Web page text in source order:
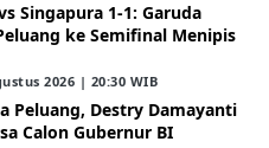
Singapura 1-1: Garuda
ke Semifinal Menipis
2026 | 20:30 WIB
Peluang, Destry Damayanti
Calon Gubernur BI